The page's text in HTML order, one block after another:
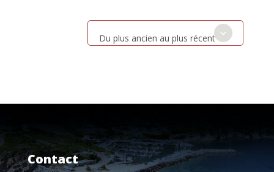
Du plus ancien au plus récent
Contact